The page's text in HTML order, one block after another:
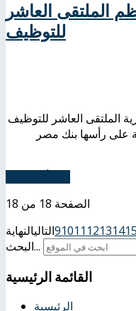
الملتقى العاشر
للتوظيف
الملتقى العاشر للتوظيف
على رأسها بنك مصر
الصفحة 18 من 18
91011 12131415 التاليالنهاية
البحث...
القائمة الرئيسية
الرئيسية